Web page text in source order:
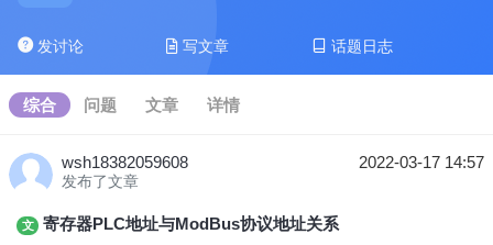
发讨论 写文章 话题日志
综合 问题 文章 详情
wsh18382059608
发布了文章
2022-03-17 14:57
文 寄存器PLC地址与ModBus协议地址关系